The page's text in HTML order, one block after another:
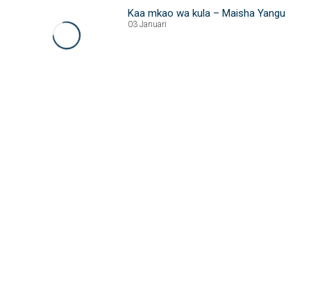
Kaa mkao wa kula – Maisha Yangu
03 Januari